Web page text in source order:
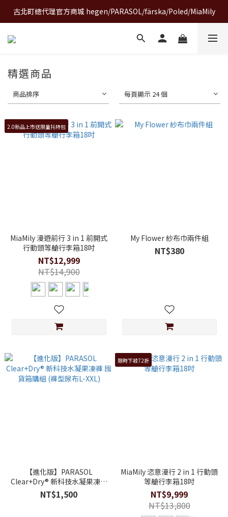
A World of Wonder 奇想世界特展｜套票熱賣中
古北町總代理官方商城 hegen/PARASOL/färska/Poled/MiaMily
A World of Wonder 奇想世界特展｜套票熱賣中
精選商品
商品排序 每頁顯示 24 個
2.0新品上市送限量托特包
MiaMily 漫遊前行 3 in 1 前開式
行動頭等艙行李箱18吋
NT$12,999
NT$14,900
My Flower 紗布巾兩件組
NT$380
【進化版】PARASOL
Clear+Dry® 新科技水凝果凍褲
囤貨箱購組 (褲型尿布L-XXL)
NT$1,500
限時下殺72折
MiaMily 恣意漫行 2 in 1 行動頭
等艙行李箱18吋
NT$9,999
NT$13,800